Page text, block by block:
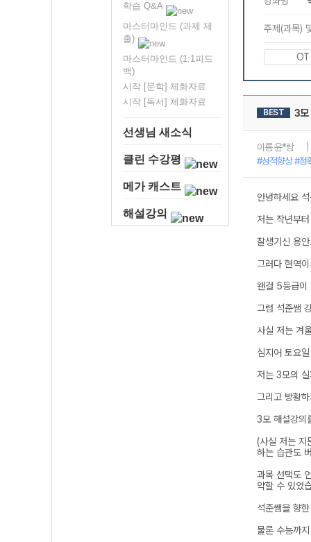
학습 Q&A
마스터마인드 (과제 제
출)
마스터마인드 (1:1피드
백)
시작 [문학] 체화자료
시작 [독서] 체화자료
선생님 새소식
클린 수강평
메가 캐스트
해설강의